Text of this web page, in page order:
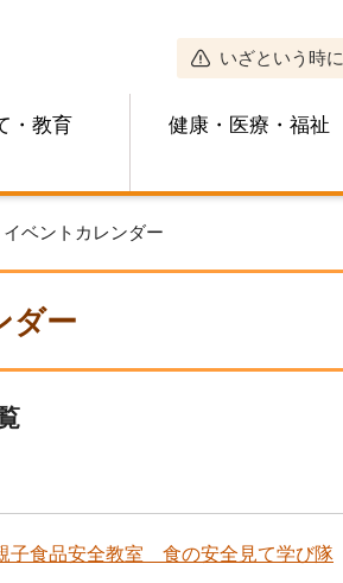
いざという時に
・教育 健康・医療・福祉
イベントカレンダー
ダー
子食品安全教室 食の安全見て学び隊